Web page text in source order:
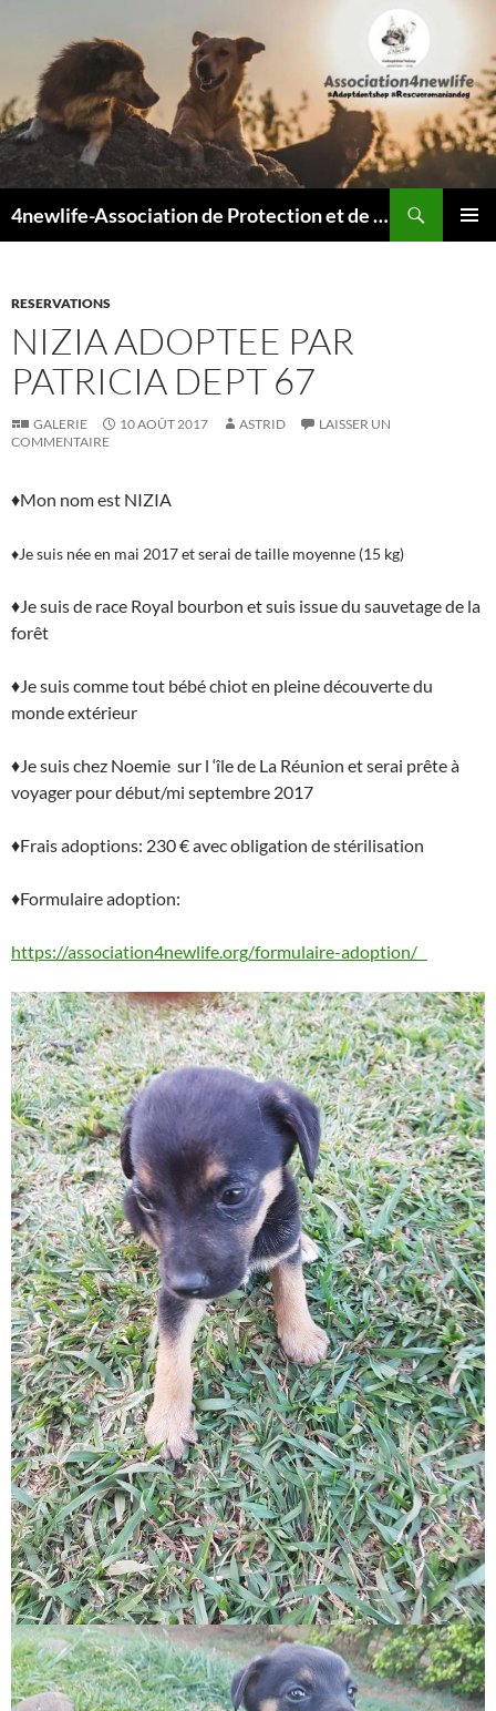
4newlife-Association de Protection et de défense animale. Loi de 1908
RESERVATIONS
NIZIA ADOPTEE PAR
PATRICIA DEPT 67
GALERIE 10 AOÛT 2017 ASTRID
LAISSER UN
COMMENTAIRE
♦Mon nom est NIZIA
♦Je suis née en mai 2017 et serai de taille moyenne (15 kg)
♦Je suis de race Royal bourbon et suis issue du sauvetage de la
forêt
♦Je suis comme tout bébé chiot en pleine découverte du
monde extérieur
♦Je suis chez Noemie sur l ‘île de La Réunion et serai prête à
voyager pour début/mi septembre 2017
♦Frais adoptions: 230 € avec obligation de stérilisation
♦Formulaire adoption:
https://association4newlife.org/formulaire-adoption/